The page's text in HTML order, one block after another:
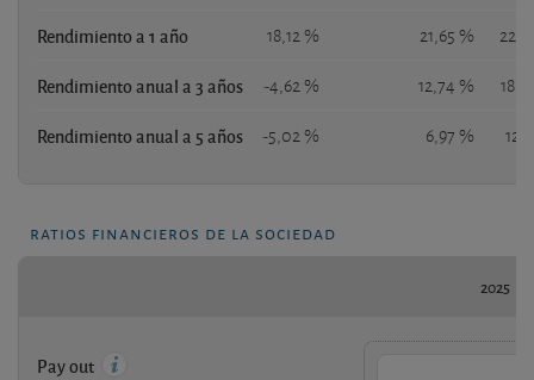
Rendimiento a 1 año 18,12 % 21,65 %
Rendimiento anual a 3 años -4,62 % 12,74 %
Rendimiento anual a 5 años -5,02 % 6,97 %
ratios financieros de la sociedad
2025
Pay out